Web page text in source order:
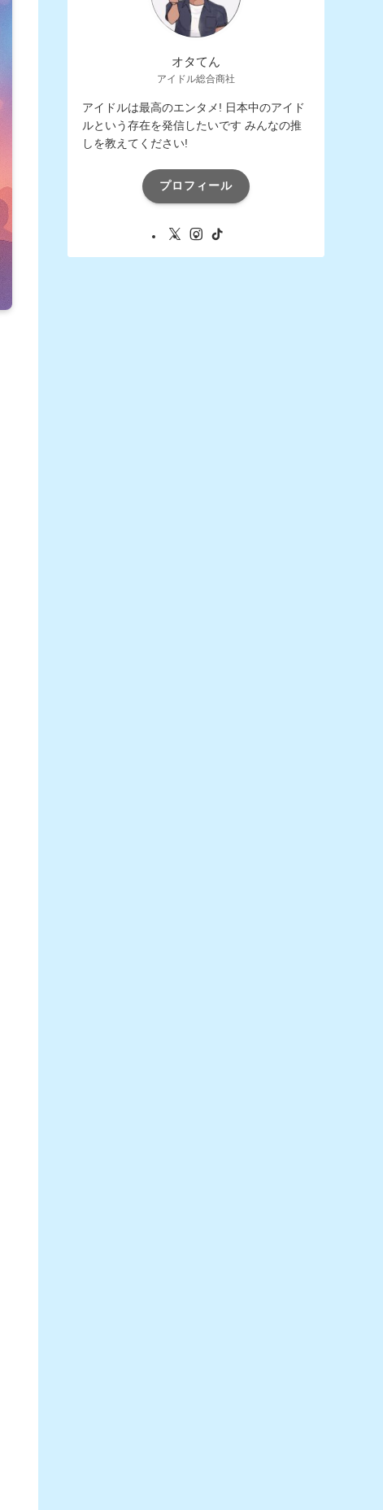
オタてん
アイドル総合商社
アイドルは最高のエンタメ! 日本中のアイド
ルという存在を発信したいです みんなの推
しを教えてください!
プロフィール